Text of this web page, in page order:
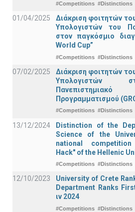
#Competitions #Distinctions
01/04/2025
Διάκριση φοιτητών
Υπολογιστών του
στον παγκόσμιο
World Cup”
#Competitions #Distinctions
07/02/2025
Διάκριση φοιτητών
Υπολογιστών
Προγραμματισμού
#Competitions #Distinctions
13/12/2024
Distinction of the
Science of the
national
Hack" of the Hellenic
#Competitions #Distinctions
12/10/2023
University of Crete
Department Ranks
ιν 2024
#Competitions #Distinctions